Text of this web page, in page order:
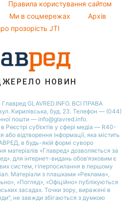
Правила користування сайтом
Ми в соцмережах
Архів
прозорість JTI
НОВИН
GLAVRED.INFO. ВСІ ПРАВА
Кирилівська, буд. 23. Телефон — (044)
пошти — info@glavred.info.
Реєстрі суб’єктів у сфері медіа — R40-
або відтворення інформації, яка містить
в будь-якій формi суворо
матеріалів «Главред» дозволяється за
для інтернет-видань обов’язковим є
систем, гіперпосилання в першому
Матеріали з плашками «Реклама»,
«Погляд», «Офіційно» публікуються
засадах. Точки зору, виражені в
не завжди збігаються з думкою